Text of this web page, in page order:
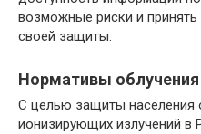
возможные риски и
своей защиты.
Нормативы облучения
С целью защиты населения
ионизирующих излучений в